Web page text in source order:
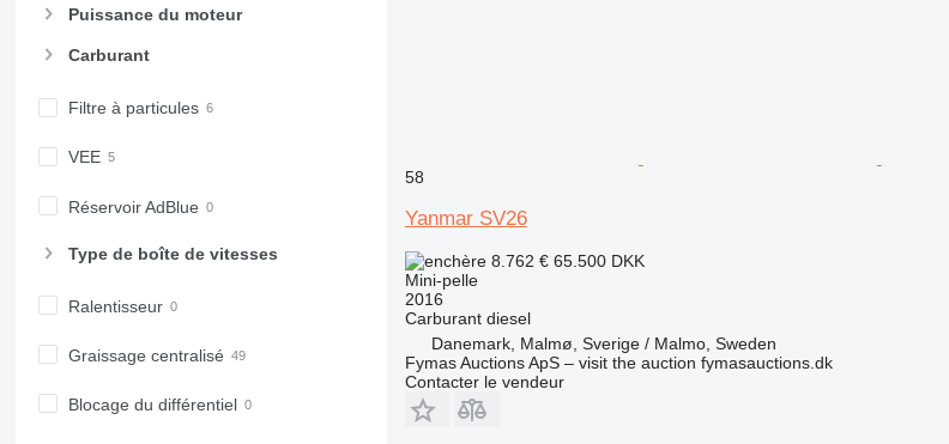
Puissance du moteur
Carburant
Filtre à particules
VEE
Réservoir AdBlue
Type de boîte de vitesses
Ralentisseur
Graissage centralisé
Blocage du différentiel
58
Yanmar SV26
8.762 € 65.500 DKK
Mini-pelle
2016
Carburant diesel
Danemark, Malmø, Sverige / Malmo, Sweden
Fymas Auctions ApS – visit the auction fymasauctions.dk
Contacter le vendeur